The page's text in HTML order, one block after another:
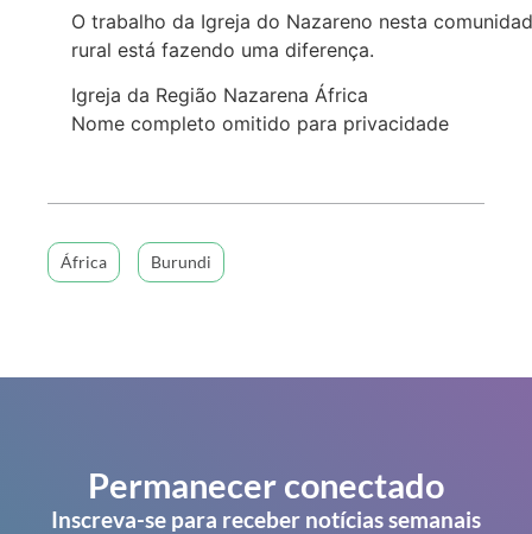
O trabalho da Igreja do Nazareno nesta
rural está fazendo uma diferença.
Igreja da Região Nazarena África
Nome completo omitido para privacidade
África Burundi
Permanecer conectado
Inscreva-se para receber notícias semanais